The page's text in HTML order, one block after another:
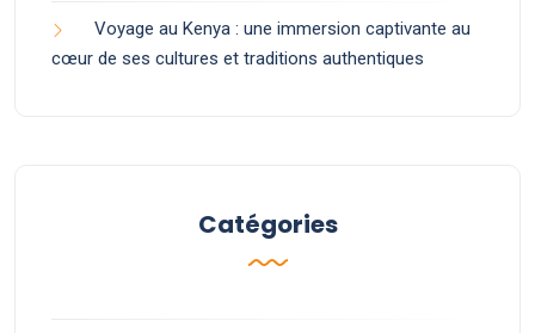
Voyage au Kenya : une immersion captivante au
cœur de ses cultures et traditions authentiques
Catégories